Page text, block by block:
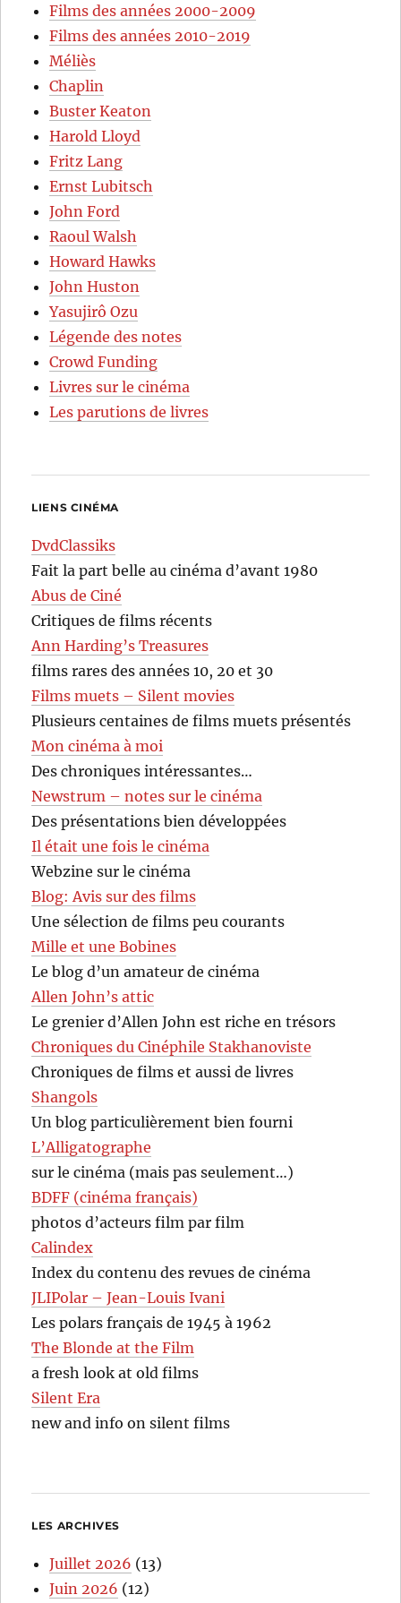
Films des années 2000-2009
Films des années 2010-2019
Méliès
Chaplin
Buster Keaton
Harold Lloyd
Fritz Lang
Ernst Lubitsch
John Ford
Raoul Walsh
Howard Hawks
John Huston
Yasujirô Ozu
Légende des notes
Crowd Funding
Livres sur le cinéma
Les parutions de livres
LIENS CINÉMA
DvdClassiks
Fait la part belle au cinéma d’avant 1980
Abus de Ciné
Critiques de films récents
Ann Harding’s Treasures
films rares des années 10, 20 et 30
Films muets – Silent movies
Plusieurs centaines de films muets présentés
Mon cinéma à moi
Des chroniques intéressantes…
Newstrum – notes sur le cinéma
Des présentations bien développées
Il était une fois le cinéma
Webzine sur le cinéma
Blog: Avis sur des films
Une sélection de films peu courants
Mille et une Bobines
Le blog d’un amateur de cinéma
Allen John’s attic
Le grenier d’Allen John est riche en trésors
Chroniques du Cinéphile Stakhanoviste
Chroniques de films et aussi de livres
Shangols
Un blog particulièrement bien fourni
L’Alligatographe
sur le cinéma (mais pas seulement…)
BDFF (cinéma français)
photos d’acteurs film par film
Calindex
Index du contenu des revues de cinéma
JLIPolar – Jean-Louis Ivani
Les polars français de 1945 à 1962
The Blonde at the Film
a fresh look at old films
Silent Era
new and info on silent films
LES ARCHIVES
Juillet 2026 (13)
Juin 2026 (12)